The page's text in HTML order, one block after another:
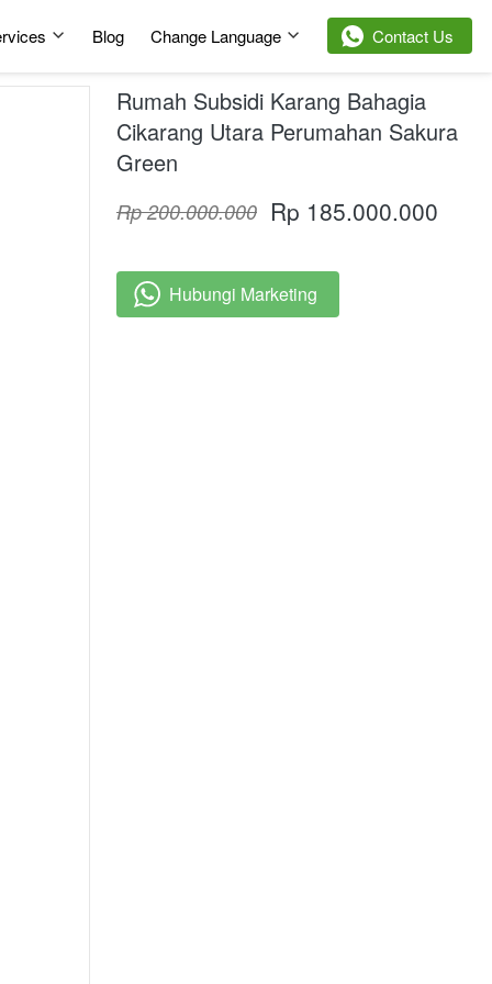
Blog Change Language ` Contact Us
Rumah Subsidi Karang Bahagia
Cikarang Utara Perumahan Sakura
Green
Rp 200.000.000 Rp 185.000.000
` Hubungi Marketing